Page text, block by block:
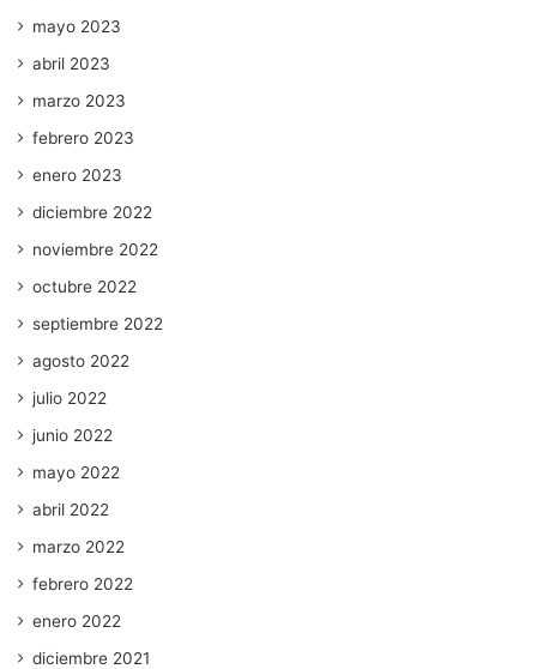
mayo 2023
abril 2023
marzo 2023
febrero 2023
enero 2023
diciembre 2022
noviembre 2022
octubre 2022
septiembre 2022
agosto 2022
julio 2022
junio 2022
mayo 2022
abril 2022
marzo 2022
febrero 2022
enero 2022
diciembre 2021